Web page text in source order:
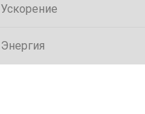
Ускорение
Энергия